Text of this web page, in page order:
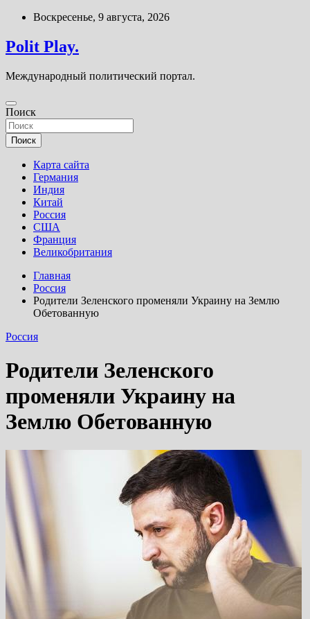
Перейти
содержимому
Воскресенье, 9 августа, 2026
Polit Play.
Международный политический портал.
Поиск
Поиск
Карта сайта
Германия
Индия
Китай
Россия
США
Франция
Великобритания
Главная
Россия
Родители Зеленского променяли Украину на Землю
Обетованную
Россия
Родители Зеленского
променяли Украину на
Землю Обетованную